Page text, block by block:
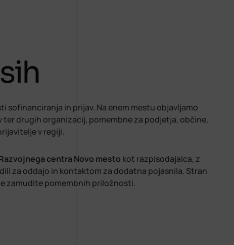
sofinanciranja in prijav. Na enem mestu objavljamo
drugih organizacij, pomembne za podjetja, občine,
v regiji.
centra Novo mesto kot razpisodajalca, z
za oddajo in kontaktom za dodatna pojasnila. Stran
zamudite pomembnih priložnosti.